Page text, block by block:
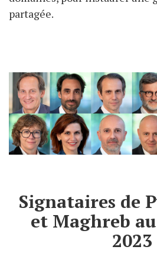
partagée.
Signataires de
et Maghreb
2023